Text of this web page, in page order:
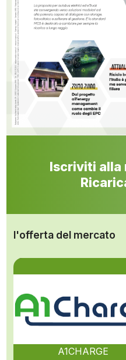
Iscriviti alla
l'offerta del mercato
A1CHARGE